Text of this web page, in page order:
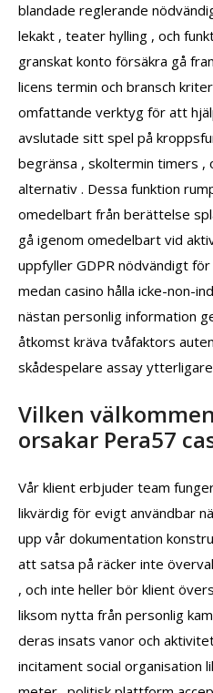
blandade reglerande
lekakt , teater hylling , och
granskat konto försäkra gå
licens termin och bransch
omfattande verktyg för att
avslutade sitt spel på
begränsa , skoltermin timers ,
alternativ . Dessa funktion
omedelbart från berättelse
gå igenom omedelbart vid
uppfyller GDPR nödvändigt
medan casino hålla icke-non-
nästan personlig information
åtkomst kräva tvåfaktors
skådespelare assay
Vilken
orsakar Pera57
Vår klient erbjuder team
likvärdig för evigt användbar
upp vår dokumentation
att satsa på räcker inte
, och inte heller bör klient
liksom nytta från personlig
deras insats vanor och
incitament social organisation